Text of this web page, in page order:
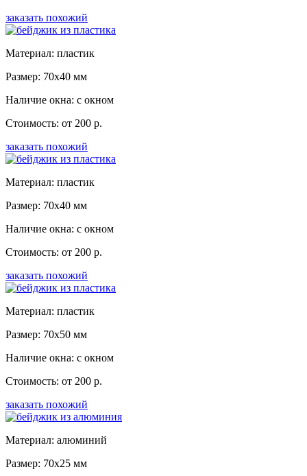
заказать похожий
Материал: пластик
Размер: 70x40 мм
Наличие окна: с окном
Стоимость: от 200 р.
заказать похожий
Материал: пластик
Размер: 70x40 мм
Наличие окна: с окном
Стоимость: от 200 р.
заказать похожий
Материал: пластик
Размер: 70x50 мм
Наличие окна: с окном
Стоимость: от 200 р.
заказать похожий
Материал: алюминий
Размер: 70x25 мм